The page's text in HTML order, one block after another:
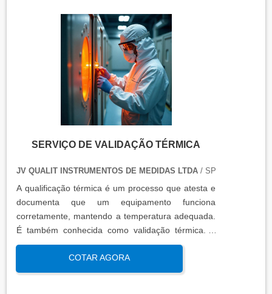
SERVIÇO DE VALIDAÇÃO TÉRMICA
JV QUALIT INSTRUMENTOS DE MEDIDAS LTDA/ SP
A qualificação térmica é um processo que atesta e
documenta que um equipamento funciona
corretamente, mantendo a temperatura adequada.
É também conhecida como validação térmica. A
qualificação térmica é importante para garantir a
qualidade e eficiência de equipamentos que
precisam de controle de temperatura. É aplicada a
COTAR AGORA